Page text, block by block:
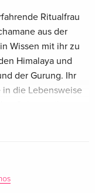
Ritualfrau
aus der
Wissen mit ihr zu
Himalaya und
der Gurung. Ihr
die Lebensweise
Schamanen
nutzt.